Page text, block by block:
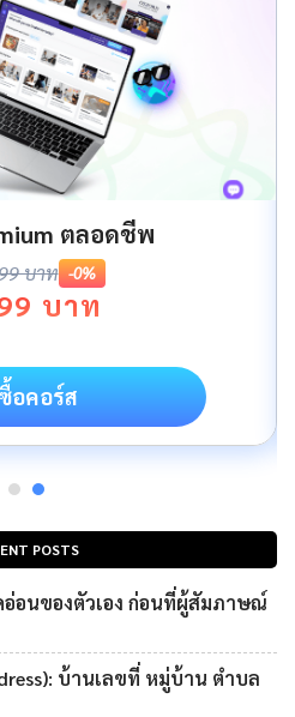
POSTS
อ่อนของตัวเอง ก่อนที่ผู้สัมภาษณ์
บ้านเลขที่ หมู่บ้าน ตำบล
ตลอดชีพ
บาท -0%
บาท
อคอร์ส